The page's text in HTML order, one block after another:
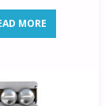
MORE